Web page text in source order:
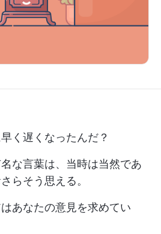
く遅くなったんだ？
な言葉は、当時は当然であ
らそう思える。
あなたの意見を求めてい